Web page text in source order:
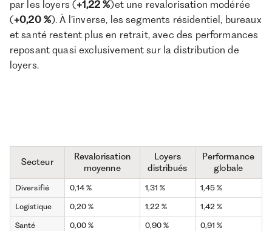
par les loyers (+1,22 %)et une revalorisation modérée
(+0,20 %). À l’inverse, les segments résidentiel, bureaux
et santé restent plus en retrait, avec des performances
reposant quasi exclusivement sur la distribution de
loyers.
Secteur
Revalorisation
moyenne
Loyers
distribués
Performance
globale
Diversifié 0,14 % 1,31 % 1,45 %
Logistique 0,20 % 1,22 % 1,42 %
Santé 0,00 % 0,90 % 0,91 %